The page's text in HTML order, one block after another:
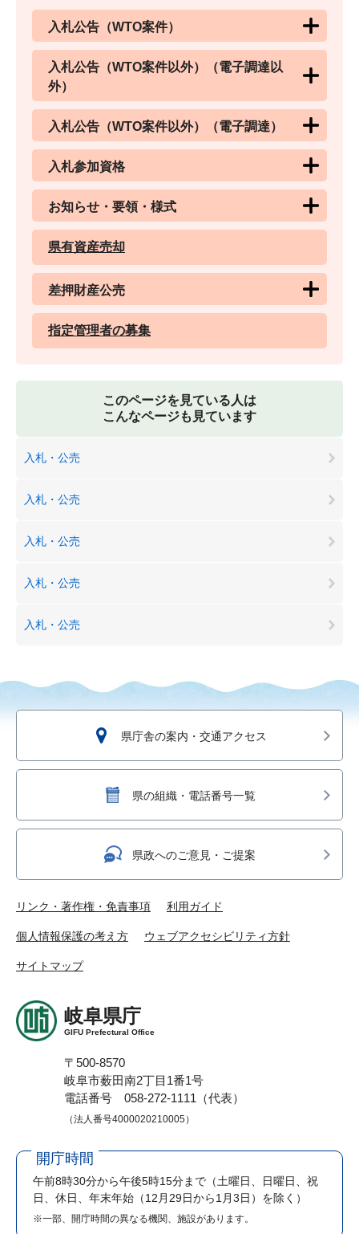
入札公告（WTO案件）
入札公告（WTO案件以外）（電子調達以
外）
入札公告（WTO案件以外）（電子調達）
入札参加資格
お知らせ・要領・様式
県有資産売却
差押財産公売
指定管理者の募集
このページを見ている人は
こんなページも見ています
入札・公売
入札・公売
入札・公売
入札・公売
入札・公売
県庁舎の案内・交通アクセス
県の組織・電話番号一覧
県政へのご意見・ご提案
リンク・著作権・免責事項 利用ガイド
個人情報保護の考え方 ウェブアクセシビリティ方針
サイトマップ
岐阜県庁
GIFU Prefectural Office
〒500-8570
岐阜市薮田南2丁目1番1号
電話番号 058-272-1111（代表）
（法人番号4000020210005）
開庁時間
午前8時30分から午後5時15分まで （土曜日、日曜日、祝
日、休日、年末年始（12月29日から1月3日）を除く）
※一部、開庁時間の異なる機関、施設があります。